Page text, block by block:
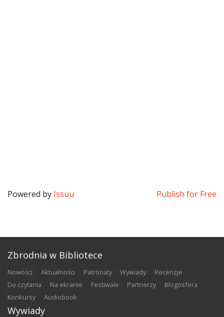
Powered by Issuu Publish for Free
Zbrodnia w Bibliotece
nowości aktualności patronaty wywiady
recenzje
do czytania
na ekranie festiwale partnerzy
blogosfera
konkursy
audiobook
Wywiady